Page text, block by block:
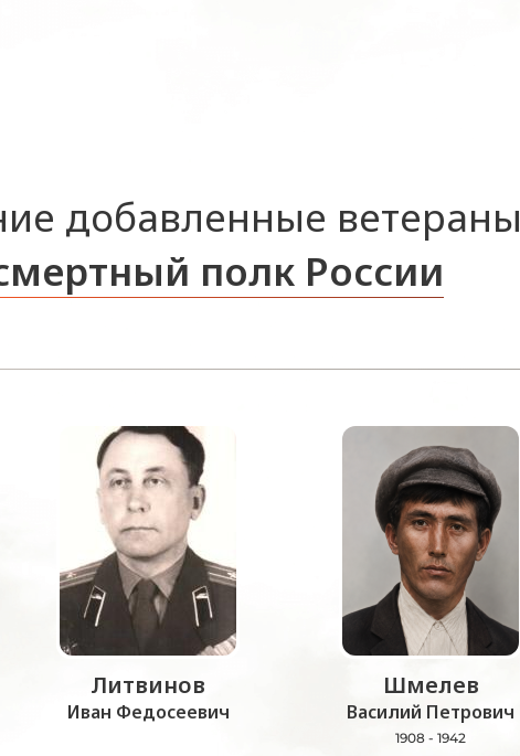
добавленные ветераны
полк России
Литвинов
Иван Федосеевич
Шмелев
Василий Петрович
1908 - 1942